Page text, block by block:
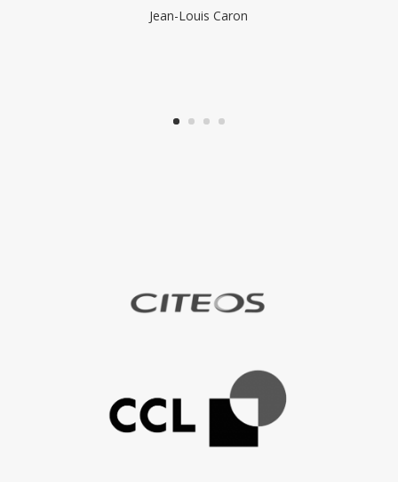
Jean-Louis Caron